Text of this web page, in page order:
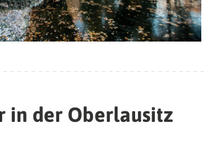
in der Oberlausitz